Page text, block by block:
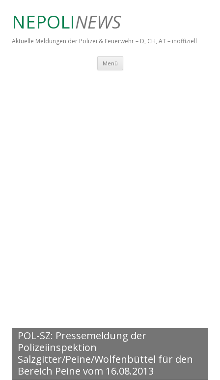
NEPOLINEWS
Aktuelle Meldungen der Polizei & Feuerwehr – D, CH, AT – inoffiziell
Menü Springe zum Inhalt
POL-SZ: Pressemeldung der
Polizeiinspektion
Salzgitter/Peine/Wolfenbüttel für den
Bereich Peine vom 16.08.2013